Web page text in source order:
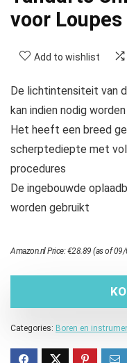
voor
Add to wishlist
De lichtintensiteit van
kan indien nodig
Het heeft een breed
scherptediepte met
procedures
De ingebouwde
worden gebruikt
Amazon.nl Price:€28.89 (as of
Categories: Boren en